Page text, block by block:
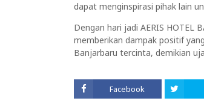
dapat menginspirasi pihak lain
Dengan hari jadi AERIS HOTEL
memberikan dampak positif
Banjarbaru tercinta, demikian
Facebook